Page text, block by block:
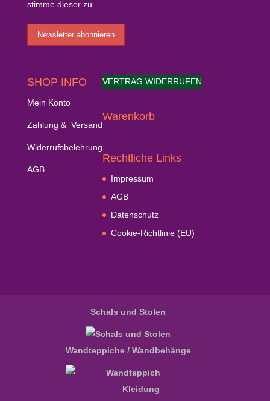
stimme dieser zu.
SHOP INFO
Mein Konto
Zahlung & Versand
Widerrufsbelehrung
AGB
VERTRAG WIDERRUFEN
Warenkorb
Rechtliche Links
Impressum
AGB
Datenschutz
Cookie-Richtlinie (EU)
Schals und Stolen
Wandteppiche / Wandbehänge
Kleidung